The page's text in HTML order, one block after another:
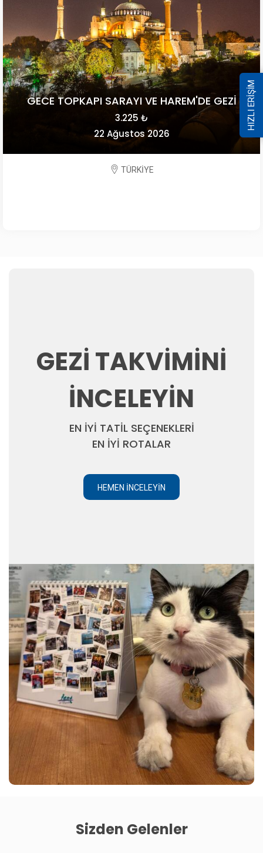
GECE TOPKAPI SARAYI VE HAREM'DE GEZİ
3.225 ₺
22 Ağustos 2026
TÜRKİYE
GEZİ TAKVİMİNİ
İNCELEYİN
EN İYİ TATİL SEÇENEKLERİ
EN İYİ ROTALAR
HEMEN İNCELEYIN
Sizden Gelenler
HIZLI ERİŞİM